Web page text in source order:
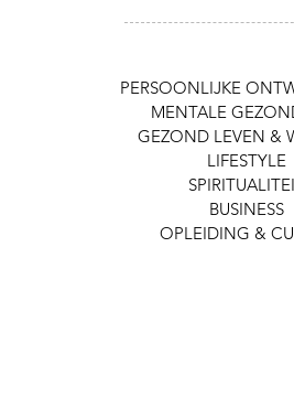
PERSOONLIJKE
MENTALE
GEZOND LEVEN &
LIFESTYLE
BUSINESS
OPLEIDING &